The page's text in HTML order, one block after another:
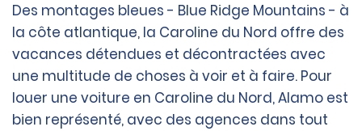
Des montages bleues - Blue Ridge Mountains - à
la côte atlantique, la Caroline du Nord offre des
vacances détendues et décontractées avec
une multitude de choses à voir et à faire. Pour
louer une voiture en Caroline du Nord, Alamo est
bien représenté, avec des agences dans tout